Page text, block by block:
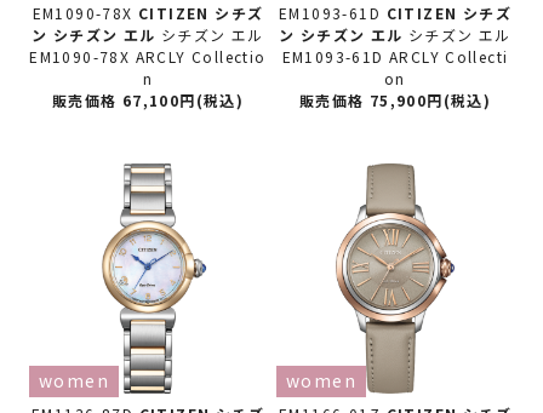
EM1090-78X CITIZEN シチズ
ン シチズン エル シチズン エル
EM1090-78X ARCLY Collectio
n
販売価格 67,100円(税込)
EM1093-61D CITIZEN シチズ
ン シチズン エル シチズン エル
EM1093-61D ARCLY Collecti
on
販売価格 75,900円(税込)
women women